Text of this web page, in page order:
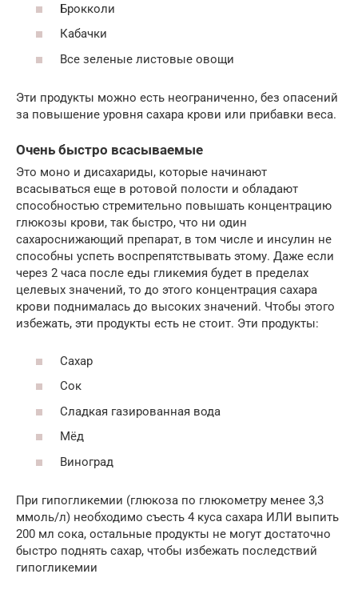
Брокколи
Кабачки
Все зеленые листовые овощи
Эти продукты можно есть неограниченно, без опасений
за повышение уровня сахара крови или прибавки веса.
Очень быстро всасываемые
Это моно и дисахариды, которые начинают
всасываться еще в ротовой полости и обладают
способностью стремительно повышать концентрацию
глюкозы крови, так быстро, что ни один
сахароснижающий препарат, в том числе и инсулин не
способны успеть воспрепятствывать этому. Даже если
через 2 часа после еды гликемия будет в пределах
целевых значений, то до этого концентрация сахара
крови поднималась до высоких значений. Чтобы этого
избежать, эти продукты есть не стоит. Эти продукты:
Сахар
Сок
Сладкая газированная вода
Мёд
Виноград
При гипогликемии (глюкоза по глюкометру менее 3,3
ммоль/л) необходимо съесть 4 куса сахара ИЛИ выпить
200 мл сока, остальные продукты не могут достаточно
быстро поднять сахар, чтобы избежать последствий
гипогликемии